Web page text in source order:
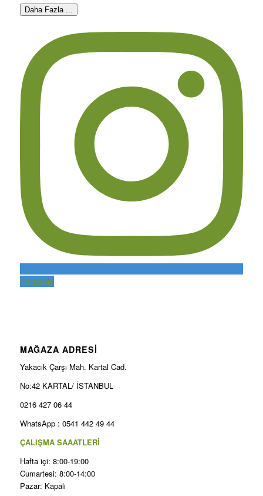
Daha Fazla ...
Instagram
MAĞAZA ADRESİ
Yakacık Çarşı Mah. Kartal Cad.
No:42 KARTAL/ İSTANBUL
0216 427 06 44
WhatsApp : 0541 442 49 44
ÇALIŞMA SAAATLERİ
Hafta içi: 8:00-19:00
Cumartesi: 8:00-14:00
Pazar: Kapalı